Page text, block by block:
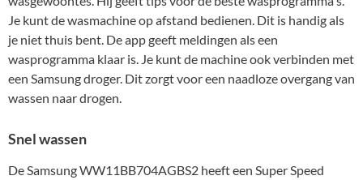
Je kunt de wasmachine op afstand bedienen. Dit is handig als
je niet thuis bent. De app geeft meldingen als een
wasprogramma klaar is. Je kunt de machine ook verbinden met
een Samsung droger. Dit zorgt voor een naadloze overgang van
wassen naar drogen.
Snel wassen
De Samsung WW11BB704AGBS2 heeft een Super Speed